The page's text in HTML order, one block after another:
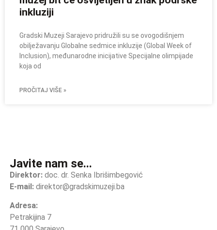
inkluziji
Gradski Muzeji Sarajevo pridružili su se ovogodišnjem
obilježavanju Globalne sedmice inkluzije (Global Week of
Inclusion), međunarodne inicijative Specijalne olimpijade
koja od
PROČITAJ VIŠE »
Javite nam se...
Direktor: doc. dr. Senka Ibrišimbegović
E-mail: direktor@gradskimuzeji.ba
Adresa:
Petrakijina 7